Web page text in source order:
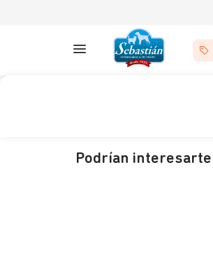
Podrían interesarte